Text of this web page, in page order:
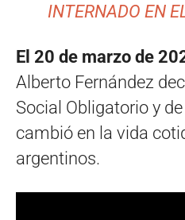
INTERNADO EN
El 20 de marzo de
Alberto Fernández
Social Obligatorio y
cambió en la vida
argentinos.